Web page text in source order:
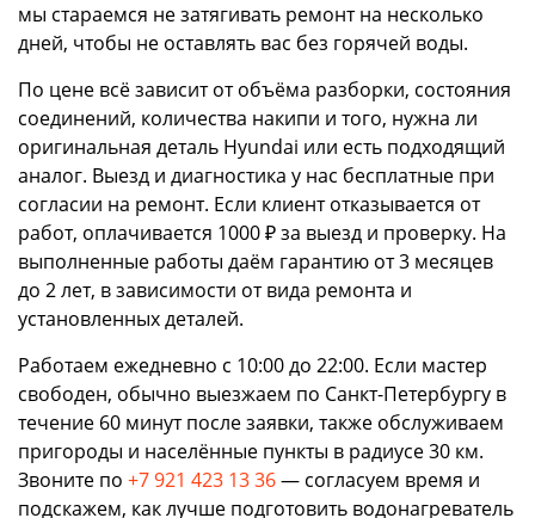
мы стараемся не затягивать ремонт на несколько
дней, чтобы не оставлять вас без горячей воды.
По цене всё зависит от объёма разборки, состояния
соединений, количества накипи и того, нужна ли
оригинальная деталь Hyundai или есть подходящий
аналог. Выезд и диагностика у нас бесплатные при
согласии на ремонт. Если клиент отказывается от
работ, оплачивается 1000 ₽ за выезд и проверку. На
выполненные работы даём гарантию от 3 месяцев
до 2 лет, в зависимости от вида ремонта и
установленных деталей.
Работаем ежедневно с 10:00 до 22:00. Если мастер
свободен, обычно выезжаем по Санкт-Петербургу в
течение 60 минут после заявки, также обслуживаем
пригороды и населённые пункты в радиусе 30 км.
Звоните по +7 921 423 13 36— согласуем время и
подскажем, как лучше подготовить водонагреватель